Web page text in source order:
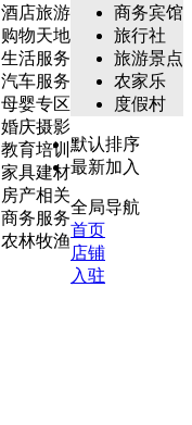
酒店旅游
购物天地
生活服务
汽车服务
母婴专区
婚庆摄影
教育培训
家具建材
房产相关
商务服务
农林牧渔
商务宾馆
旅行社
旅游景点
农家乐
度假村
默认排序
最新加入
全局导航
首页
店铺
入驻